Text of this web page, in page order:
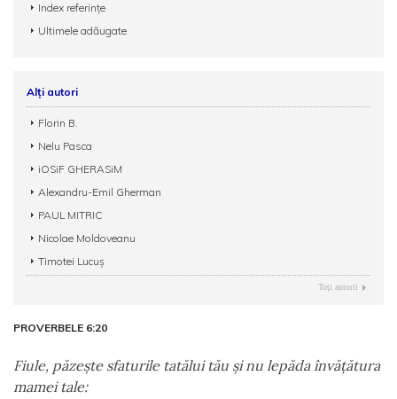
Index referințe
Ultimele adăugate
Alți autori
Florin B.
Nelu Pasca
iOSiF GHERASiM
Alexandru-Emil Gherman
PAUL MITRIC
Nicolae Moldoveanu
Timotei Lucuş
Toţi autorii
PROVERBELE 6:20
Fiule, păzeşte sfaturile tatălui tău şi nu lepăda învăţătura
mamei tale: